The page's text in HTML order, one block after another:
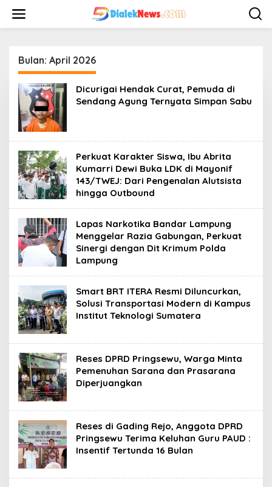
w
Bulan: April 2026
Dicurigai Hendak Curat, Pemuda di
Sendang Agung Ternyata Simpan Sabu
Perkuat Karakter Siswa, Ibu Abrita
Kumarri Dewi Buka LDK di Mayonif
143/TWEJ: Dari Pengenalan Alutsista
hingga Outbound
Lapas Narkotika Bandar Lampung
Menggelar Razia Gabungan, Perkuat
Sinergi dengan Dit Krimum Polda
Lampung
Smart BRT ITERA Resmi Diluncurkan,
Solusi Transportasi Modern di Kampus
Institut Teknologi Sumatera
Reses DPRD Pringsewu, Warga Minta
Pemenuhan Sarana dan Prasarana
Diperjuangkan
Reses di Gading Rejo, Anggota DPRD
Pringsewu Terima Keluhan Guru PAUD :
Insentif Tertunda 16 Bulan